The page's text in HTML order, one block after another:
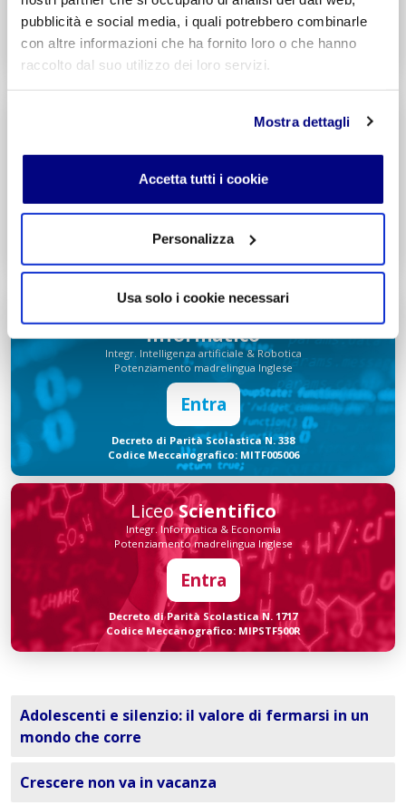
pubblicità e social media, i quali potrebbero combinarle
con altre informazioni che ha fornito loro o che hanno
raccolto dal suo utilizzo dei loro servizi.
Mostra dettagli
Accetta tutti i cookie
Personalizza
Usa solo i cookie necessari
Entra
Decreto di Parità Scolastica N. 2684
Codice Meccanografico: MIPMRI500E
Tecnico Economico
Integr. Marketing & Comunicazione
Entra
Decreto di Parità Scolastica N. 1139
Informatico
Integr. Intelligenza artificiale & Robotica
Potenziamento madrelingua Inglese
Entra
Decreto di Parità Scolastica N. 338
Codice Meccanografico: MITF005006
LiceoScientifico
Integr. Informatica & Economia
Potenziamento madrelingua Inglese
Entra
Decreto di Parità Scolastica N. 1717
Codice Meccanografico: MIPSTF500R
Adolescenti e silenzio: il valore di fermarsi in un
mondo che corre
Crescere non va in vacanza